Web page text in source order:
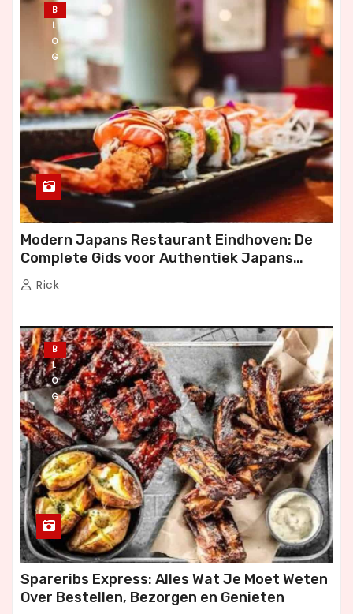
B
L
O
G
Modern Japans Restaurant Eindhoven: De
Complete Gids voor Authentiek Japans
Dineren
Rick
B
L
O
G
Spareribs Express: Alles Wat Je Moet Weten
Over Bestellen, Bezorgen en Genieten